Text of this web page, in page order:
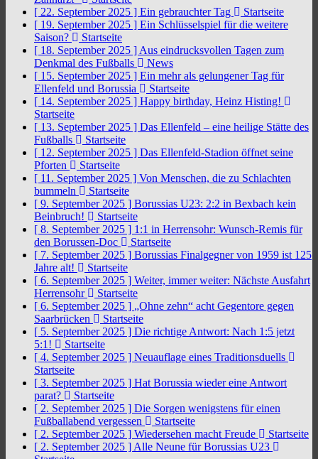
[ 22. September 2025 ] Ein gebrauchter Tag
Startseite
[ 19. September 2025 ] Ein Schlüsselspiel für die weitere
Saison?
Startseite
[ 18. September 2025 ] Aus eindrucksvollen Tagen zum
Denkmal des Fußballs
News
[ 15. September 2025 ] Ein mehr als gelungener Tag für
Ellenfeld und Borussia
Startseite
[ 14. September 2025 ] Happy birthday, Heinz Histing!
Startseite
[ 13. September 2025 ] Das Ellenfeld – eine heilige Stätte des
Fußballs
Startseite
[ 12. September 2025 ] Das Ellenfeld-Stadion öffnet seine
Pforten
Startseite
[ 11. September 2025 ] Von Menschen, die zu Schlachten
bummeln
Startseite
[ 9. September 2025 ] Borussias U23: 2:2 in Bexbach kein
Beinbruch!
Startseite
[ 8. September 2025 ] 1:1 in Herrensohr: Wunsch-Remis für
den Borussen-Doc
Startseite
[ 7. September 2025 ] Borussias Finalgegner von 1959 ist 125
Jahre alt!
Startseite
[ 6. September 2025 ] Weiter, immer weiter: Nächste Ausfahrt
Herrensohr
Startseite
[ 6. September 2025 ] „Ohne zehn“ acht Gegentore gegen
Saarbrücken
Startseite
[ 5. September 2025 ] Die richtige Antwort: Nach 1:5 jetzt
5:1!
Startseite
[ 4. September 2025 ] Neuauflage eines Traditionsduells
Startseite
[ 3. September 2025 ] Hat Borussia wieder eine Antwort
parat?
Startseite
[ 2. September 2025 ] Die Sorgen wenigstens für einen
Fußballabend vergessen
Startseite
[ 2. September 2025 ] Wiedersehen macht Freude
Startseite
[ 2. September 2025 ] Alle Neune für Borussias U23